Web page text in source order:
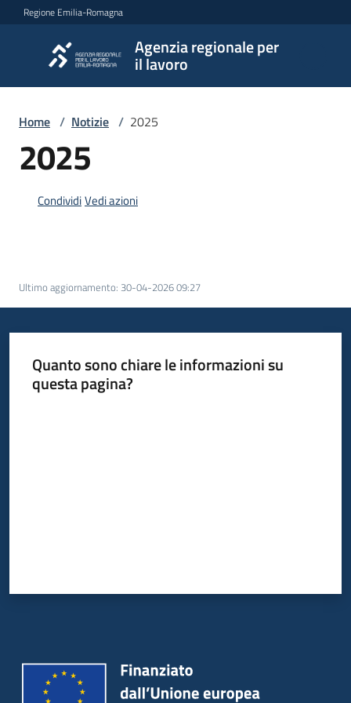
Vai al contenuto
Vai alla navigazione
Vai al footer
Regione Emilia-Romagna
Agenzia regionale per
il lavoro
Agenzia
regionale
per il
lavoro
Servizi
centri
su
Home / Notizie / 2025
2025
CondividiVedi azioni
Ultimo aggiornamento: 30-04-2026 09:27
Quanto sono chiare le informazioni su
questa pagina?